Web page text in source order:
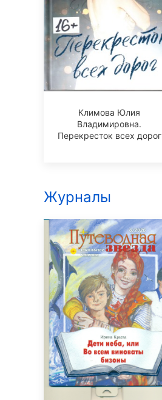
Климова Юлия
Владимировна.
Перекресток всех дорог
Журналы